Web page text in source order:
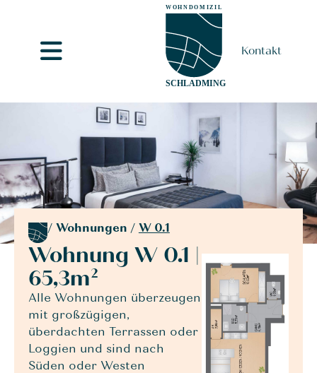
Kontakt
/ Wohnungen / W 0.1
Wohnung W 0.1 |
65,3m²
Alle Wohnungen überzeugen
mit großzügigen,
überdachten Terrassen oder
Loggien und sind nach
Süden oder Westen